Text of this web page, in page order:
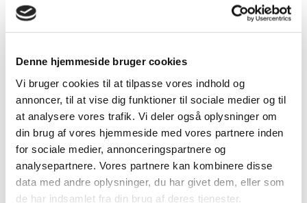
Denne hjemmeside bruger cookies
Vi bruger cookies til at tilpasse vores indhold og
annoncer, til at vise dig funktioner til sociale medier og til
at analysere vores trafik. Vi deler også oplysninger om
din brug af vores hjemmeside med vores partnere inden
for sociale medier, annonceringspartnere og
analysepartnere. Vores partnere kan kombinere disse
data med andre oplysninger, du har givet dem, eller som
de har indsamlet fra din brug af deres tjenester.
Mads Keiser